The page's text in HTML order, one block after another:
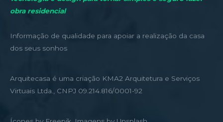
obra residencial
Informação de qualidade para apoiar a realização da casa
dos seus sonhos
Arquitecasa é uma criação KMA2 Arquitetura e Serviços
Virtuais Ltda., CNPJ 09.214.816/0001-92